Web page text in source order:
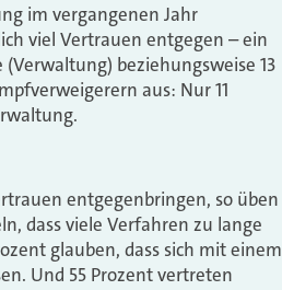
im vergangenen Jahr
viel Vertrauen entgegen – ein
beziehungsweise 13
aus: Nur 11
entgegenbringen, so üben
dass viele Verfahren zu lange
glauben, dass sich mit einem
Und 55 Prozent vertreten